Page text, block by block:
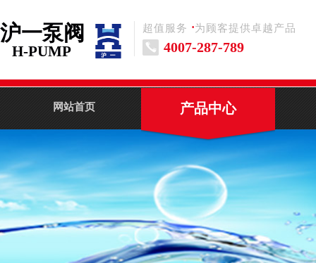
沪一泵阀 ·
超值服务 为顾客提供卓越产品
4007-287-789
H-PUMP
网站首页 产品中心